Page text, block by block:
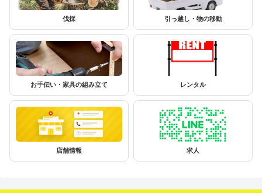
伐採 引っ越し・物の移動
お手伝い・家具の組み立て レンタル
店舗情報 求人